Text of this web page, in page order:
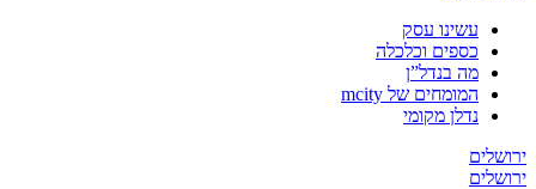
עשינו עסק
כספים וכלכלה
מה בנדל”ן
המומחים של mcity
נדלן מקומי